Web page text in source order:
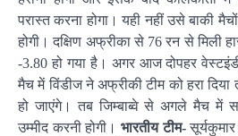
परास्त करना होगा। यही नहीं उसे बाकी
होगी। दक्षिण अफ्रीका से 76 रन से मिली
-3.80 हो गया है। अगर आज दोपहर
मैच में विंडीज ने अफ्रीकी टीम को हरा
हो जाएंगे। तब जिम्बाब्वे से अगले मैच में
उम्मीद करनी होगी। भारतीय टीम-